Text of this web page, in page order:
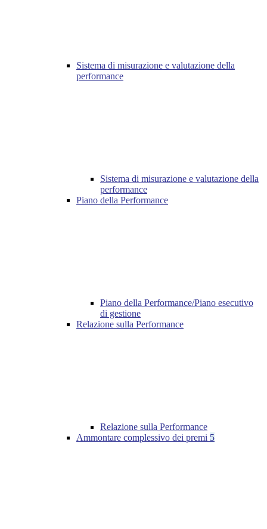
Sistema di misurazione e valutazione della
performance
Sistema di misurazione e valutazione della
performance
Piano della Performance
Piano della Performance/Piano esecutivo
di gestione
Relazione sulla Performance
Relazione sulla Performance
Ammontare complessivo dei premi 5